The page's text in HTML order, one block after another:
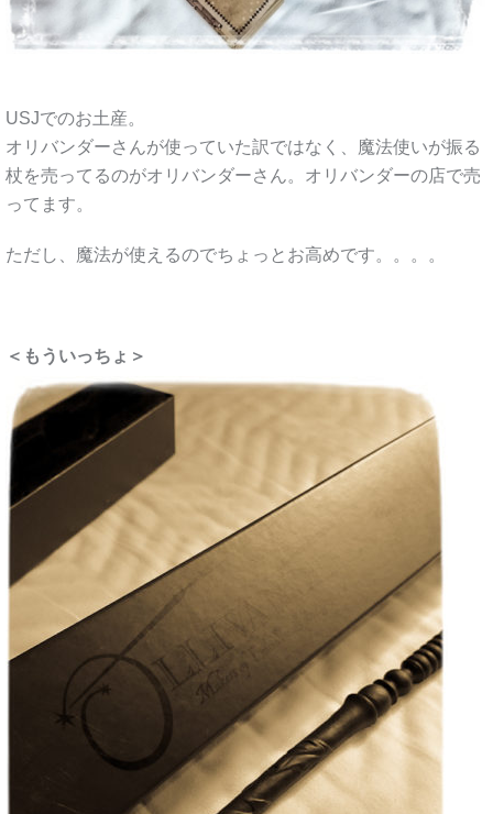
USJでのお土産。
オリバンダーさんが使っていた訳ではなく、魔法使いが振る
杖を売ってるのがオリバンダーさん。オリバンダーの店で売
ってます。
ただし、魔法が使えるのでちょっとお高めです。。。。
＜もういっちょ＞